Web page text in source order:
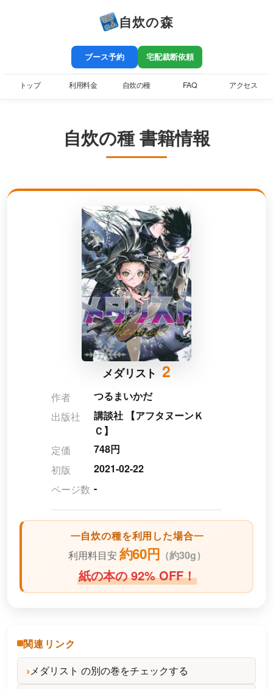
自炊の森
ブース予約 宅配裁断依頼
トップ 利用料金 自炊の種 FAQ アクセス
自炊の種 書籍情報
メダリスト 2
作者
つるまいかだ
出版社
講談社 【アフタヌーンＫ
Ｃ】
定価
748円
初版
2021-02-22
ページ数 -
自炊の種を利用した場合
利用料目安 約60円 （約30g）
紙の本の 92% OFF！
関連リンク
メダリスト の別の巻をチェックする